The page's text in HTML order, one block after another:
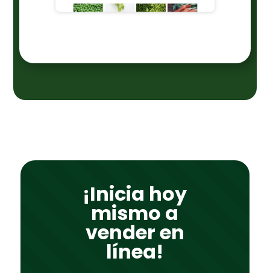
¡Inicia hoy
mismo a
vender en
línea!